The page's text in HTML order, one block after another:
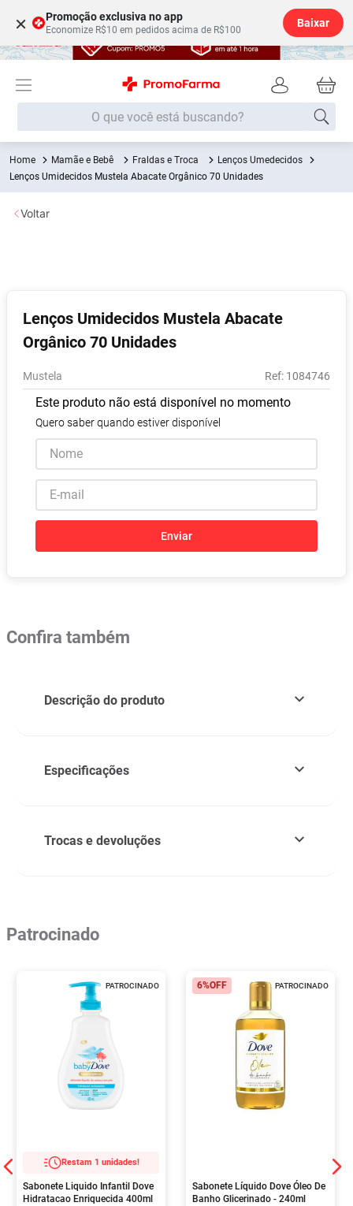
× Promoção exclusiva no app
Economize R$10 em pedidos acima de R$100
Baixar
O que você está buscando?
Mamãe e Bebê Fraldas e Troca
Lenços Umedecidos
Lenços Umidecidos Mustela Abacate Orgânico 70 Unidades
Lenços Umidecidos Mustela Abacate
Orgânico 70 Unidades
Mustela : 1084746
Este produto não está disponível no momento
Quero saber quando estiver disponível
Enviar
Voltar
Confira também
Descrição do produto
Especificações
Trocas e devoluções
Patrocinado
PATROCINADO
Restam 1 unidades!
Sabonete Liquido Infantil Dove
Hidratacao Enriquecida 400ml
PATROCINADO
6%OFF
Sabonete Líquido Dove Óleo De
Banho Glicerinado - 240ml
Termos mais buscados
1º Fralda
2
6º Shampoo
7º Desodorante
8º
9º Vitamina D
10º Soro Fisiológico